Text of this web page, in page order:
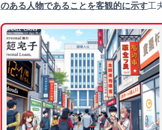
のある人物であることを客観的に示す工